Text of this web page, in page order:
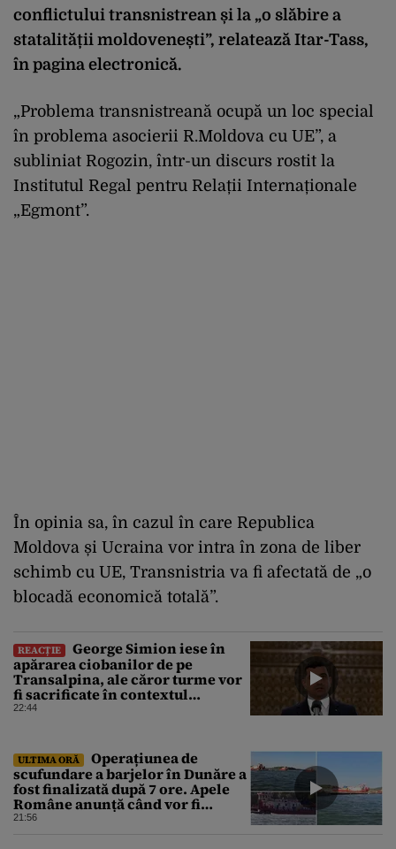
conflictului transnistrean și la „o slăbire a
statalității moldovenești”, relatează Itar-Tass,
în pagina electronică.
„Problema transnistreană ocupă un loc special
în problema asocierii R.Moldova cu UE”, a
subliniat Rogozin, într-un discurs rostit la
Institutul Regal pentru Relații Internaționale
„Egmont”.
În opinia sa, în cazul în care Republica
Moldova și Ucraina vor intra în zona de liber
schimb cu UE, Transnistria va fi afectată de „o
blocadă economică totală”.
REACȚIE
George Simion iese în
apărarea ciobanilor de pe
Transalpina, ale căror turme vor
fi sacrificate în contextul
focarului de variolă ovină
22:44
ULTIMA ORĂ
Operațiunea de
scufundare a barjelor în Dunăre a
fost finalizată după 7 ore. Apele
Române anunță când vor fi
simțite efectele
21:56